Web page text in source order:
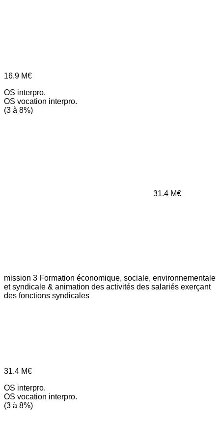
16.9 M€
OS interpro.
OS vocation interpro.
(3 à 8%)
31.4 M€
mission 3 Formation économique, sociale, environnementale
et syndicale & animation des activités des salariés exerçant
des fonctions syndicales
31.4 M€
OS interpro.
OS vocation interpro.
(3 à 8%)